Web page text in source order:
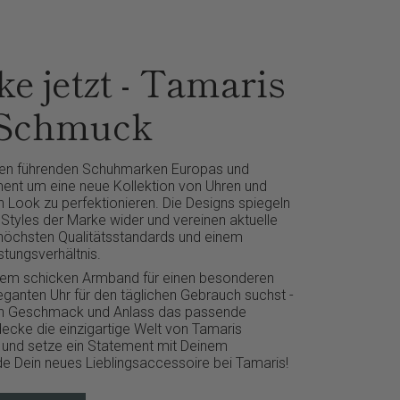
jetzt - Tamaris
führenden Schuhmarken Europas und
um eine neue Kollektion von Uhren und
Look zu perfektionieren. Die Designs spiegeln
der Marke wider und vereinen aktuelle
Qualitätsstandards und einem
schicken Armband für einen besonderen
Uhr für den täglichen Gebrauch suchst -
Geschmack und Anlass das passende
die einzigartige Welt von Tamaris
setze ein Statement mit Deinem
Dein neues Lieblingsaccessoire bei Tamaris!